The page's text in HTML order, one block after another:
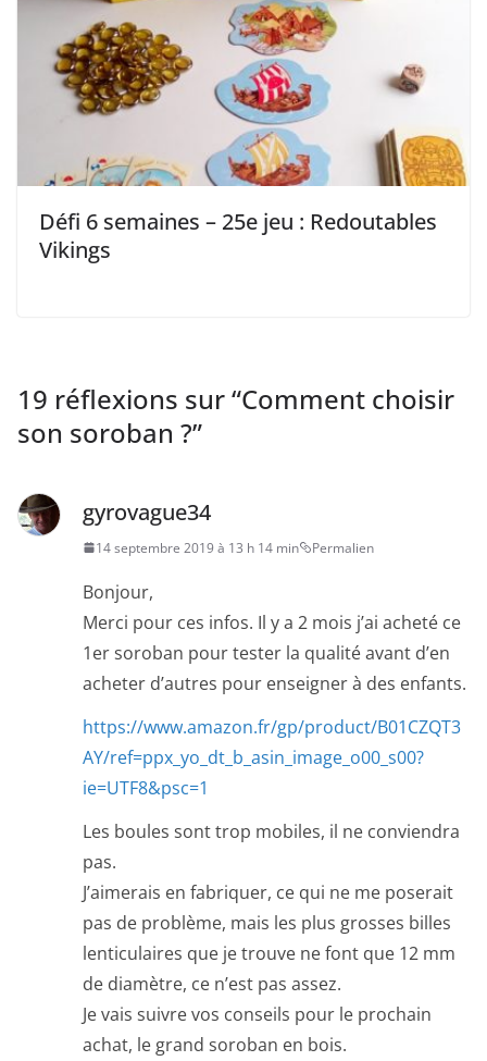
Défi 6 semaines – 25e jeu : Redoutables
Vikings
19 réflexions sur “Comment choisir
son soroban ?”
gyrovague34
14 septembre 2019 à 13 h 14 min Permalien
Bonjour,
Merci pour ces infos. Il y a 2 mois j’ai acheté ce
1er soroban pour tester la qualité avant d’en
acheter d’autres pour enseigner à des enfants.
https://www.amazon.fr/gp/product/B01CZQT3
AY/ref=ppx_yo_dt_b_asin_image_o00_s00?
ie=UTF8&psc=1
Les boules sont trop mobiles, il ne conviendra
pas.
J’aimerais en fabriquer, ce qui ne me poserait
pas de problème, mais les plus grosses billes
lenticulaires que je trouve ne font que 12 mm
de diamètre, ce n’est pas assez.
Je vais suivre vos conseils pour le prochain
achat, le grand soroban en bois.